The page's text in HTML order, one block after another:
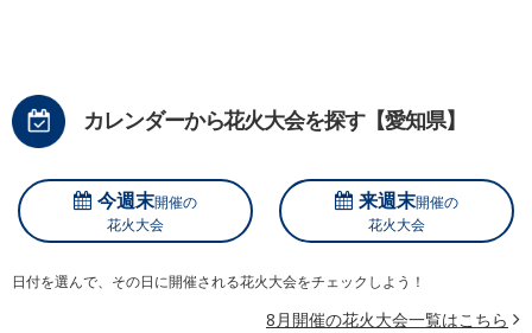
カレンダーから花火大会を探す【愛知県】
今週末開催の
花火大会
来週末開催の
花火大会
日付を選んで、その日に開催される花火大会をチェックしよう！
8月開催の花火大会一覧はこちら